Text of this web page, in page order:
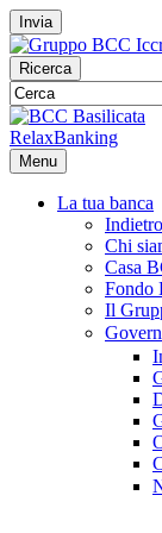
Invia
Ricerca
RelaxBanking
Menu
La tua banca
Indietro
Chi
Casa
Fondo
Il